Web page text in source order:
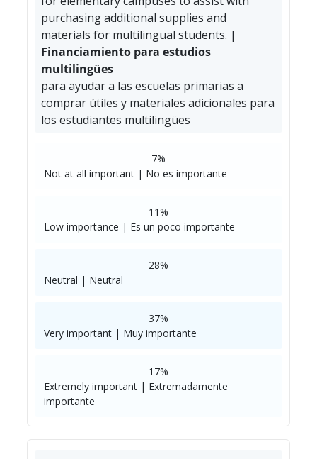
purchasing additional supplies and
materials for multilingual students. |
Financiamiento para estudios
multilingües
para ayudar a las escuelas primarias a
comprar útiles y materiales adicionales para
los estudiantes multilingües
7%
Not at all important | No es importante
11%
Low importance | Es un poco importante
28%
Neutral | Neutral
37%
Very important | Muy importante
17%
Extremely important | Extremadamente
importante